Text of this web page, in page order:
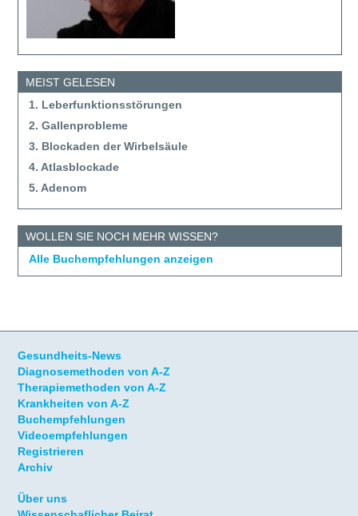
MEIST GELESEN
1. Leberfunktionsstörungen
2. Gallenprobleme
3. Blockaden der Wirbelsäule
4. Atlasblockade
5. Adenom
WOLLEN SIE NOCH MEHR WISSEN?
Alle Buchempfehlungen anzeigen
Gesundheits-News
Diagnosemethoden von A-Z
Therapiemethoden von A-Z
Krankheiten von A-Z
Buchempfehlungen
Videoempfehlungen
Registrieren
Archiv
Über uns